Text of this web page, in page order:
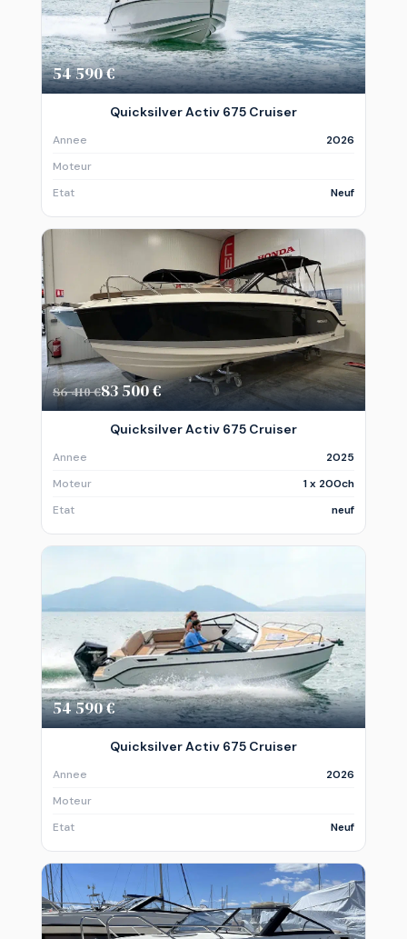
54 590 €
Quicksilver Activ 675 Cruiser
Annee
2026
Moteur
Etat
Neuf
86 410 €83 500 €
Quicksilver Activ 675 Cruiser
Annee
2025
Moteur
1 x 200ch
Etat
neuf
54 590 €
Quicksilver Activ 675 Cruiser
Annee
2026
Moteur
Etat
Neuf